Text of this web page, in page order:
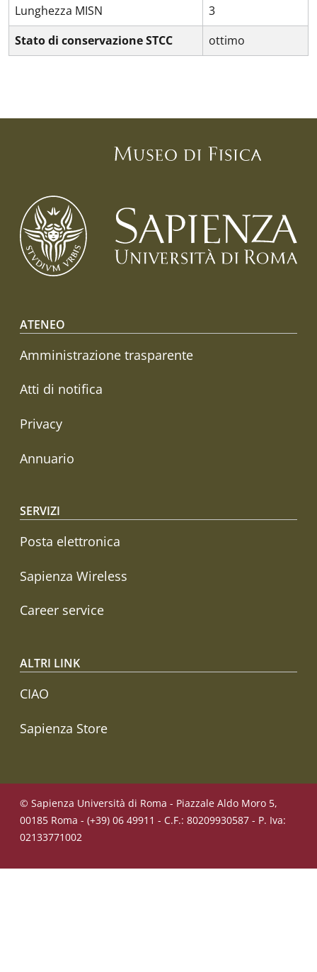
Lunghezza MISN
3
Stato di conservazione STCC
ottimo
Footer menu
ATENEO
Amministrazione trasparente
Atti di notifica
Privacy
Annuario
SERVIZI
Posta elettronica
Sapienza Wireless
Career service
ALTRI LINK
CIAO
Sapienza Store
© Sapienza Università di Roma - Piazzale Aldo Moro 5,
00185 Roma - (+39) 06 49911 - C.F.: 80209930587 - P. Iva:
02133771002